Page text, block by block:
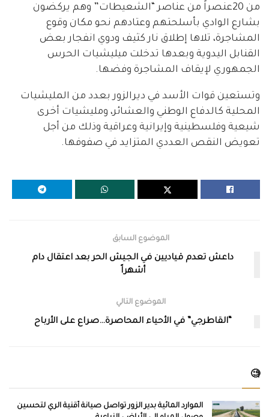
من 20عنصراً من عناصر “الشعيطات” وهم يركضون
بشارع الوادي بأسلحتهم وعتادهم نحو مكان وقوع
المشاجرة، تلاها إطلاق نار كثيف ودوي انفجار بعض
القنابل اليدوية وبعدها تدخلت ميليشيات الحرس
الجمهوري لإيقاف المشاجرة وفضها.
وتستعين قوات الأسد في ديرالزور بعدد من المليشيات
المحلية كالدفاع الوطني والعشائر، ومليشيات أخرى
شيعية وفلسطينية وإيرانية وعراقية وذلك من أجل
تعويض النقص العددي المتزايد في صفوفها.
الموضوع السابق
داعش تعدم قياديين في الجيش الحر بعد اعتقال دام
أشهراً
الموضوع التالي
“القاطرجي” في الأحياء المحاصرة…صراع على الأرباح
🧐
الموارد المائية بدير الزور تواصل صيانة أقنية الري لتحسين